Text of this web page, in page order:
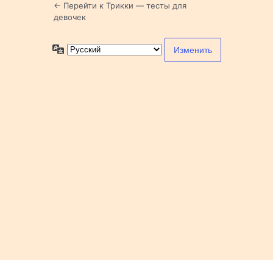
← Перейти к Трикки — тесты для
девочек
Язык